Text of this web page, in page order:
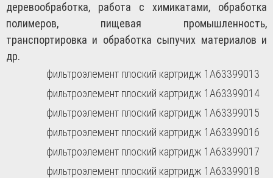
деревообработка, работа с химикатами, обработка
полимеров, пищевая промышленность,
транспортировка и обработка сыпучих материалов и
др.
фильтроэлемент плоский картридж 1A63399013
фильтроэлемент плоский картридж 1A63399014
фильтроэлемент плоский картридж 1A63399015
фильтроэлемент плоский картридж 1A63399016
фильтроэлемент плоский картридж 1A63399017
фильтроэлемент плоский картридж 1A63399018